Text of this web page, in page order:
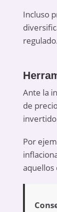
Incluso
Ante la
de
Por
aquellos